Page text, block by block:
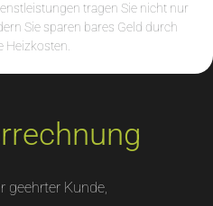
tragen Sie nicht nur
Sie sparen bares Geld durch
Heizkosten.
geehrter Kunde,